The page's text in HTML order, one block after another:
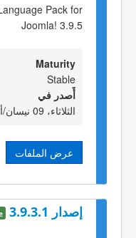
Pack for
Joomla! 3.9.5
Maturity
Stable
أٌصدر في
الثلاثاء، 09 نيسان/أبريل 2019 09:00
عرض الملفات
إصدار 3.9.3.1